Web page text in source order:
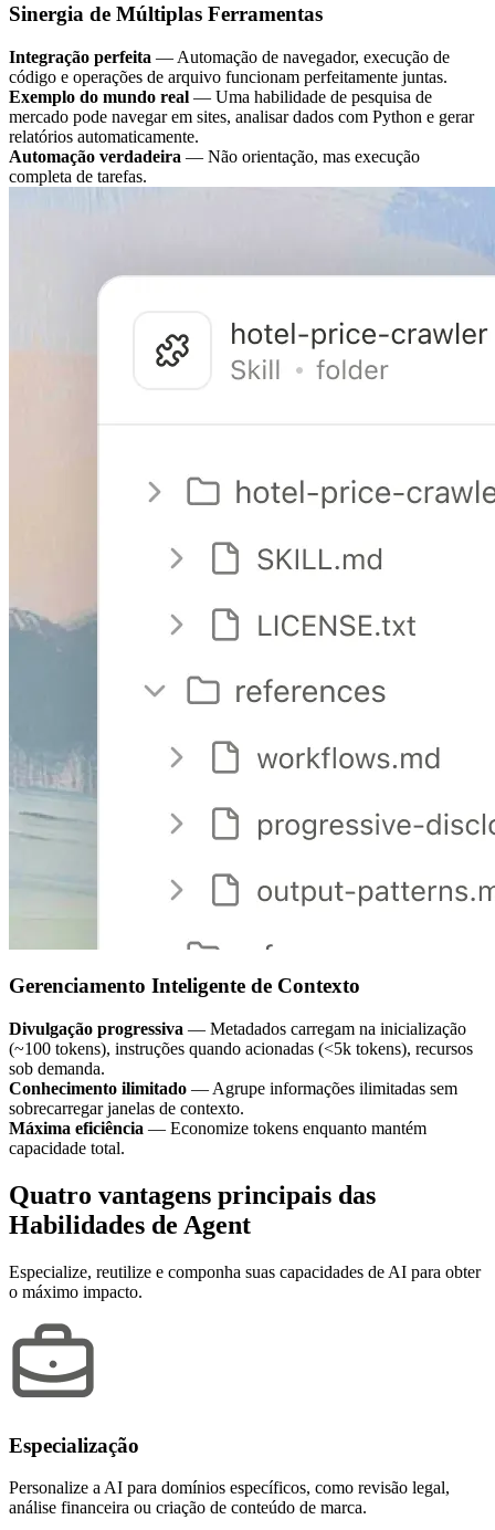
Sinergia de Múltiplas Ferramentas
Integração perfeita — Automação de navegador, execução de
código e operações de arquivo funcionam perfeitamente juntas.
Exemplo do mundo real — Uma habilidade de pesquisa de
mercado pode navegar em sites, analisar dados com Python e gerar
relatórios automaticamente.
Automação verdadeira — Não orientação, mas execução
completa de tarefas.
Gerenciamento Inteligente de Contexto
Divulgação progressiva — Metadados carregam na inicialização
(~100 tokens), instruções quando acionadas (<5k tokens), recursos
sob demanda.
Conhecimento ilimitado — Agrupe informações ilimitadas sem
sobrecarregar janelas de contexto.
Máxima eficiência — Economize tokens enquanto mantém
capacidade total.
Quatro vantagens principais das
Habilidades de Agent
Especialize, reutilize e componha suas capacidades de AI para obter
o máximo impacto.
Especialização
Personalize a AI para domínios específicos, como revisão legal,
análise financeira ou criação de conteúdo de marca.